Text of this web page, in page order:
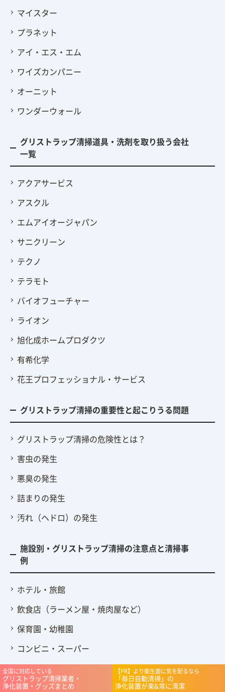
全国に対応している
グリストラップ清掃業者・
浄化装置・グッズまとめ
【PR】より衛生面に気を配るなら
「毎日自動清掃」の
浄化装置が楽&常に清潔
マイスター
プラネット
アイ・エス・エム
ワイズカンパニー
オーニット
ワンダーウォール
グリストラップ清掃道具・洗剤を取り扱う会社
一覧
アクアサービス
アスクル
エムアイオージャパン
サニクリーン
テクノ
テラモト
バイオフューチャー
ライオン
旭化成ホームプロダクツ
有希化学
花王プロフェッショナル・サービス
グリストラップ清掃の重要性と起こりうる問題
グリストラップ清掃の危険性とは？
害虫の発生
悪臭の発生
詰まりの発生
汚れ（ヘドロ）の発生
施設別・グリストラップ清掃の注意点と清掃事
例
ホテル・旅館
飲食店（ラーメン屋・焼肉屋など）
保育園・幼稚園
コンビニ・スーパー
病院・介護施設